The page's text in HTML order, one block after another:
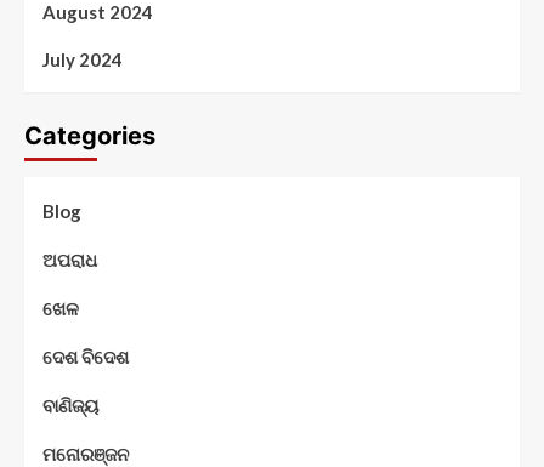
August 2024
July 2024
Categories
Blog
ଅପରାଧ
ଖେଳ
ଦେଶ ବିଦେଶ
ବାଣିଜ୍ୟ
ମନୋରଞ୍ଜନ